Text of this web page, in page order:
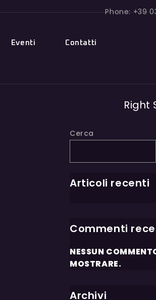
Phone: +39
Eventi Contatti
Right
Cerca
Articoli recenti
Commenti
NESSUN
MOSTRARE.
Archivi